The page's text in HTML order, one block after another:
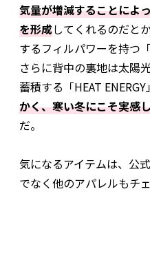
気量が増減することによ
を形成してくれるのだと
するフィルパワーを持つ
さらに背中の裏地は太陽
蓄積する「HEAT ENERGY
かく、寒い冬にこそ実感
だ。
気になるアイテムは、公
でなく他のアパレルもチ